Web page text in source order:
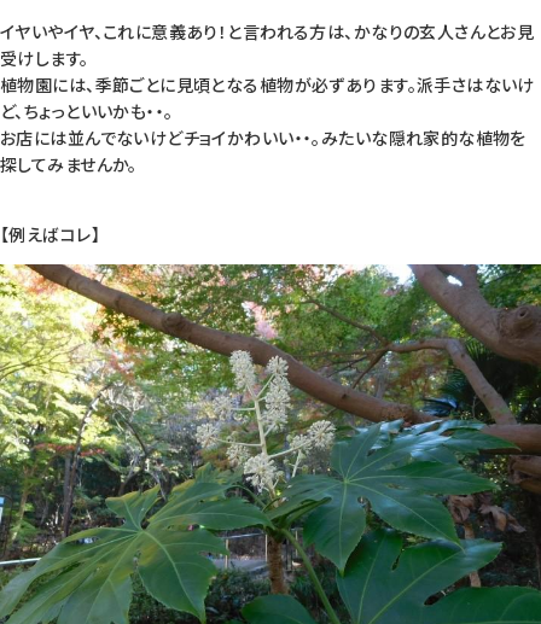
イヤいやイヤ、これに意義あり！と言われる方は、かなりの玄人さんとお見
受けします。
植物園には、季節ごとに見頃となる植物が必ずあります。派手さはないけ
ど、ちょっといいかも・・。
お店には並んでないけどチョイかわいい・・。みたいな隠れ家的な植物を
探してみませんか。
【例えばコレ】